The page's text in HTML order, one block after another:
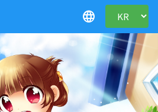
language